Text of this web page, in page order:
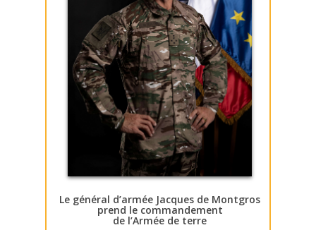
Le général d’armée Jacques de Montgros
prend le commandement
de l’Armée de terre